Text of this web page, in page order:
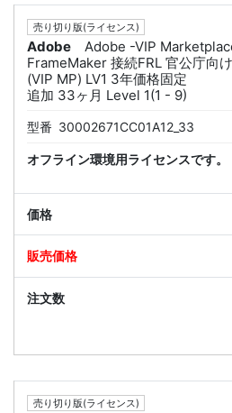
売り切り版(ライセンス)
Adobe
Adobe -VIP
FrameMaker 接続FRL 官公庁向
(VIP MP) LV1 3年価格固定
追加 33ヶ月 Level 1(1 - 9)
型番 30002671CC01A12_33
オフライン環境用ライセンスです。
売り切り版(ライセンス)